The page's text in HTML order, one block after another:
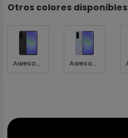
Otros colores disponibles
Awesome Black Awesome Lavender